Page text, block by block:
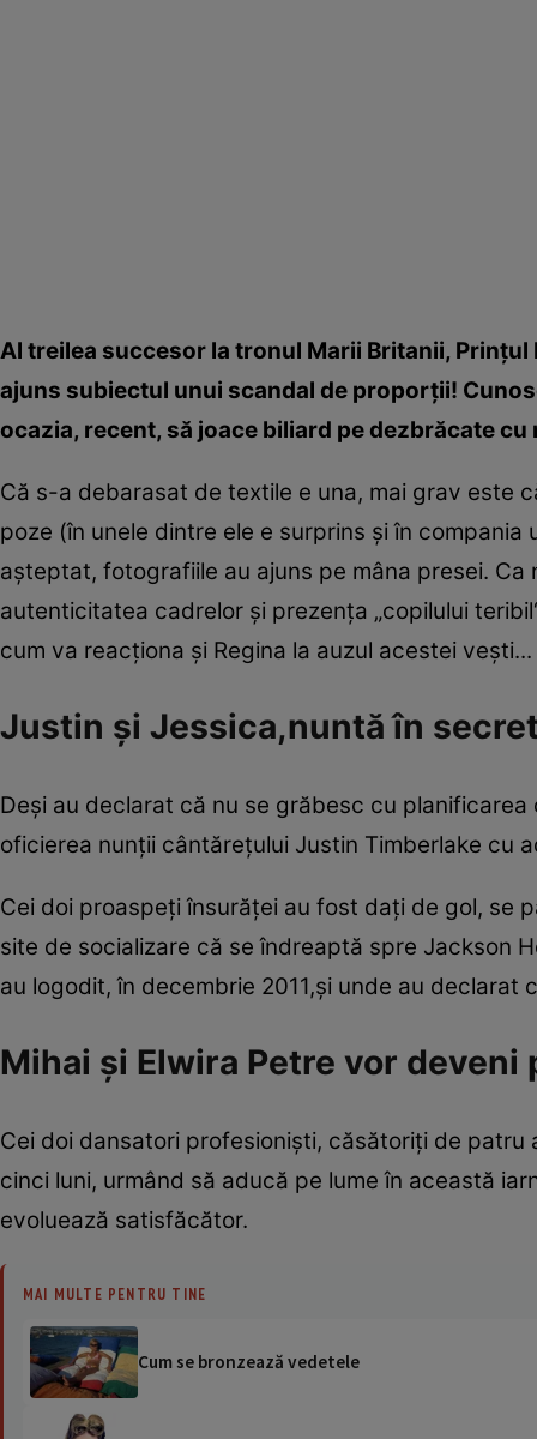
Al treilea succesor la tronul Marii Britanii,
ajuns subiectul unui scandal de proporţii!
ocazia, recent, să joace biliard pe dezbrăcate
Că s-a debarasat de textile e una, mai grav este
poze (în unele dintre ele e surprins şi în
aşteptat, fotografiile au ajuns pe mâna presei.
autenticitatea cadrelor şi prezenţa „copilului
cum va reacţiona şi Regina la auzul acestei veşti...
Justin şi Jessica,nuntă în
Deşi au declarat că nu se grăbesc cu
oficierea nunţii cântăreţului Justin Timberlake cu
Cei doi proaspeţi însurăţei au fost daţi de gol, se
site de socializare că se îndreaptă spre Jackson
au logodit, în decembrie 2011,şi unde au declarat
Mihai şi Elwira Petre vor deveni
Cei doi dansatori profesionişti, căsătoriţi de
cinci luni, urmând să aducă pe lume în această
evoluează satisfăcător.
MAI MULTE PENTRU TINE
Cum se bronzează vedetele